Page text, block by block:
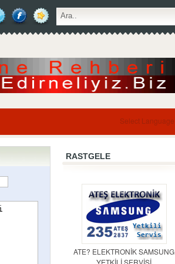
Select Language
RASTGELE
ATE? ELEKTRONİK SAMSUNG
YETKİLİ SERVİSİ